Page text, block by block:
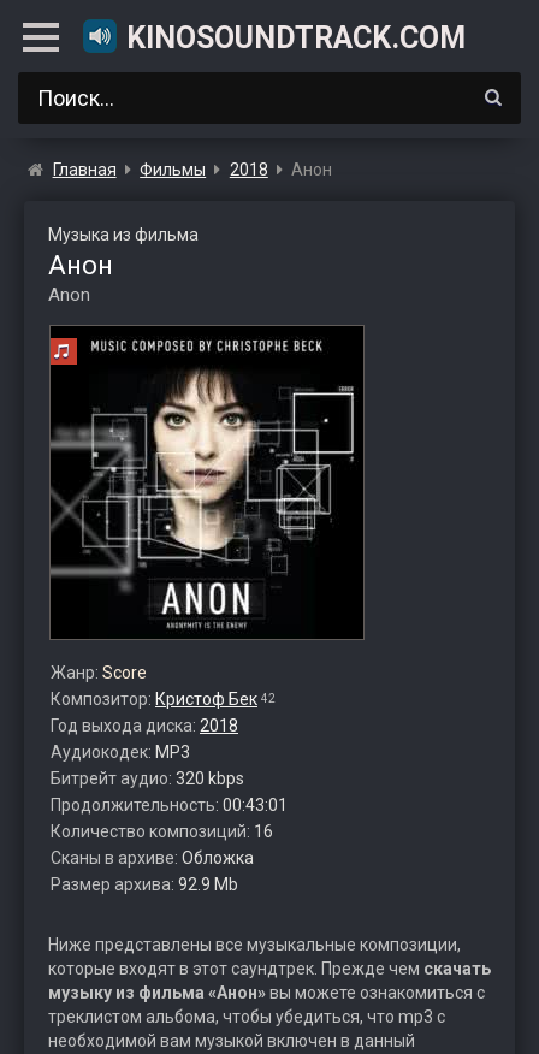
KINOSOUNDTRACK.COM
Главная Фильмы 2018 Анон
Музыка из фильма
Анон
Anon
Жанр: Score
Композитор: Кристоф Бек 42
Год выхода диска: 2018
Аудиокодек: MP3
Битрейт аудио: 320 kbps
Продолжительность: 00:43:01
Количество композиций: 16
Сканы в архиве: Обложка
Размер архива: 92.9 Mb
Ниже представлены все музыкальные композиции,
которые входят в этот саундтрек. Прежде чем скачать
музыку из фильма «Анон»вы можете ознакомиться с
треклистом альбома, чтобы убедиться, что mp3 с
необходимой вам музыкой включен в данный